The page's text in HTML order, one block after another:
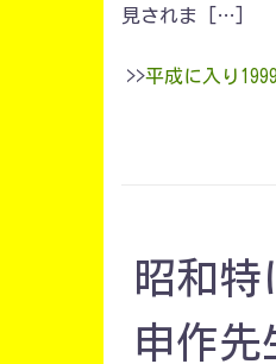
見されま […]
>>平成に入り
昭和特
申作先